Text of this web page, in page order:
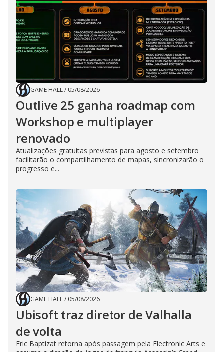
GAME HALL/ 05/08/2026
Outlive 25 ganha roadmap com
Workshop e multiplayer
renovado
Atualizações gratuitas previstas para agosto e setembro
facilitarão o compartilhamento de mapas, sincronizarão o
progresso e...
GAME HALL/ 05/08/2026
Ubisoft traz diretor de Valhalla
de volta
Eric Baptizat retorna após passagem pela Electronic Arts e